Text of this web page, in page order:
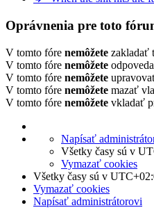
Oprávnenia pre toto
V tomto fóre nemôžete zakladať
V tomto fóre nemôžete
V tomto fóre nemôžete
V tomto fóre nemôžete mazať
V tomto fóre nemôžete vkladať
Napísať
Všetky časy sú v
Vymazať cookies
Všetky časy sú v
Vymazať cookies
Napísať administrátorovi